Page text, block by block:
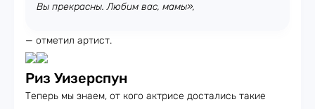
Вы прекрасны. Любим вас, мамы»,
— отметил артист.
Риз Уизерспун
Теперь мы знаем, от кого актрисе достались такие